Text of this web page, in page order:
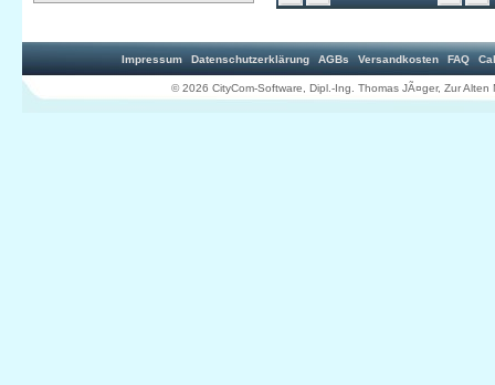
Impressum Datenschutzerklärung AGBs Versandkosten FAQ
© 2026 CityCom-Software, Dipl.-Ing. Thomas JÃ¤ger, Zur